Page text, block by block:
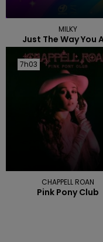
MILKY
Just The Way You
7h03
7h03
CHAPPELL ROAN
Pink Pony Club